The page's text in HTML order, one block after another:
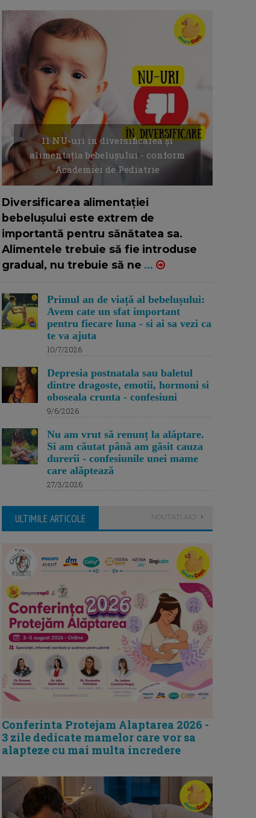
11 NU-uri in diversificarea și
alimentația bebelușului - conform
Academiei de Pediatrie
Diversificarea alimentației
bebelușului este extrem de
importantă pentru sănătatea sa.
Alimentele trebuie să fie introduse
gradual, nu trebuie să ne ...
Primul an de viață al bebelușului:
Avem cate un sfat important
pentru fiecare luna - si ai sa vezi ca
te va ajuta
10/7/2026
Depresia postnatala sau baletul
dintre dragoste, emotii, hormoni si
oboseala crunta - confesiuni
9/6/2026
Nu am vrut să renunț la alăptare.
Si am căutat până am găsit cauza
durerii - confesiunile unei mame
care alăptează
27/3/2026
ULTIMILE ARTICOLE NOUTATI AICI
Conferinta Protejam Alaptarea 2026 -
3 zile dedicate mamelor care vor sa
alapteze cu mai multa incredere